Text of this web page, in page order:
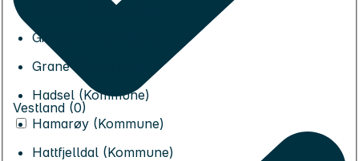
Flakstad (Kommune)
Gildeskål (Kommune)
Grane (Kommune)
Hadsel (Kommune)
Hamarøy (Kommune)
Hattfjelldal (Kommune)
Vestland (0)